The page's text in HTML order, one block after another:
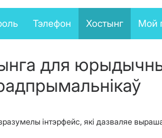
Тэлефон Хостынг Мой
для
інтэрфейс, які дазваляе